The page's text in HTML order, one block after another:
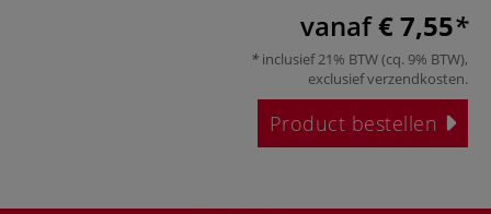
vanaf€ 7,55
inclusief 21% BTW (cq. 9% BTW),
exclusiefverzendkosten.
Product bestellen